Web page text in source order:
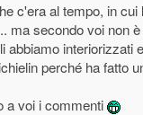
c'era al tempo, in cui
secondo voi non
interiorizzati
perché ha fatto
a voi i commenti